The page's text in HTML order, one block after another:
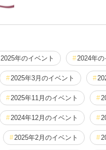
2025年のイベント 2024年の
2025年3月のイベント
2025年11月のイベント
2024年12月のイベント
2025年2月のイベント